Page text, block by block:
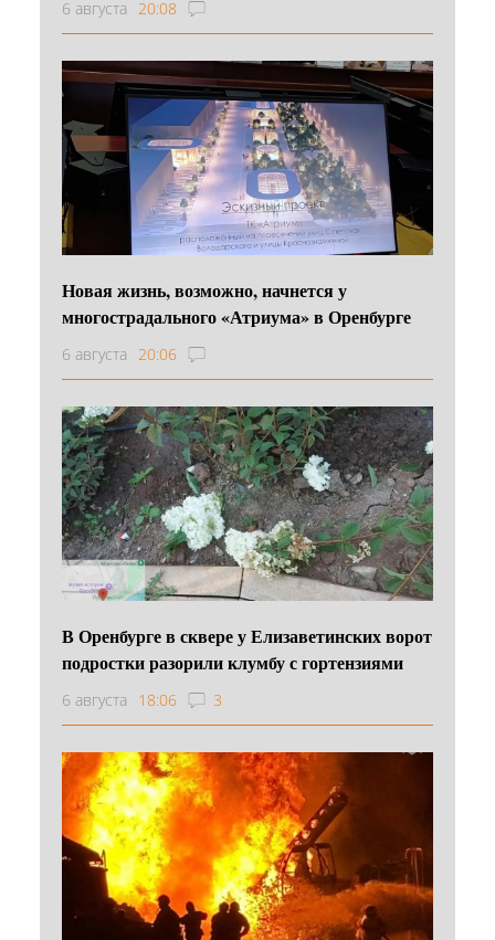
6 августа 20:08
Новая жизнь, возможно, начнется у
многострадального «Атриума» в Оренбурге
6 августа 20:06
В Оренбурге в сквере у Елизаветинских ворот
подростки разорили клумбу с гортензиями
6 августа 18:06 3